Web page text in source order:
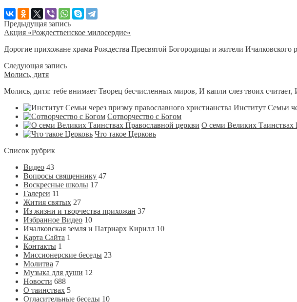
Предыдущая запись
Акция «Рождественское милосердие»
Дорогие прихожане храма Рождества Пресвятой Богородицы и жители Ичалковского
Следующая запись
Молись, дитя
Молись, дитя: тебе внимает Творец бесчисленных миров, И капли слез твоих считает,
Институт Семьи
Сотворчество с Богом
О семи Великих Таинствах
Что такое Церковь
Список рубрик
Видео 43
Вопросы священнику 47
Воскресные школы 17
Галереи 11
Жития святых 27
Из жизни и творчества прихожан 37
Избранное Видео 10
Ичалковская земля и Патриарх Кирилл 10
Карта Сайта 1
Контакты 1
Миссионерские беседы 23
Молитва 7
Музыка для души 12
Новости 688
О таинствах 5
Огласительные беседы 10